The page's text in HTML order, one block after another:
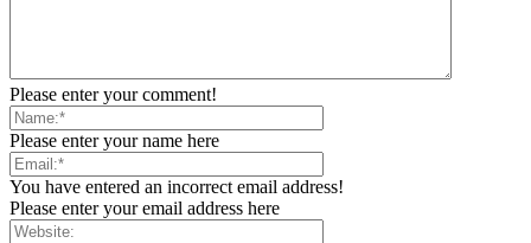
Please enter your comment!
Please enter your name here
You have entered an incorrect email address!
Please enter your email address here